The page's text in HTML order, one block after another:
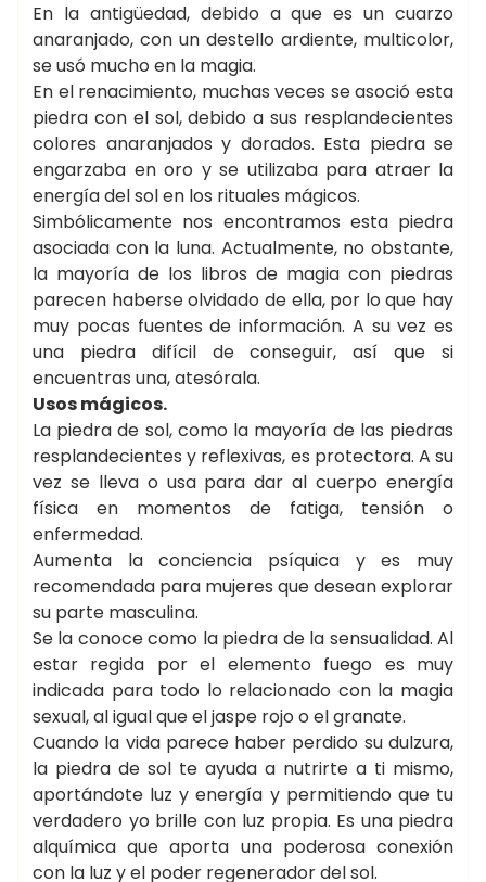
En la antigüedad, debido a que es un cuarzo
anaranjado, con un destello ardiente, multicolor,
se usó mucho en la magia.
En el renacimiento, muchas veces se asoció esta
piedra con el sol, debido a sus resplandecientes
colores anaranjados y dorados. Esta piedra se
engarzaba en oro y se utilizaba para atraer la
energía del sol en los rituales mágicos.
Simbólicamente nos encontramos esta piedra
asociada con la luna. Actualmente, no obstante,
la mayoría de los libros de magia con piedras
parecen haberse olvidado de ella, por lo que hay
muy pocas fuentes de información. A su vez es
una piedra difícil de conseguir, así que si
encuentras una, atesórala.
Usos mágicos.
La piedra de sol, como la mayoría de las piedras
resplandecientes y reflexivas, es protectora. A su
vez se lleva o usa para dar al cuerpo energía
física en momentos de fatiga, tensión o
enfermedad.
Aumenta la conciencia psíquica y es muy
recomendada para mujeres que desean explorar
su parte masculina.
Se la conoce como la piedra de la sensualidad. Al
estar regida por el elemento fuego es muy
indicada para todo lo relacionado con la magia
sexual, al igual que el jaspe rojo o el granate.
Cuando la vida parece haber perdido su dulzura,
la piedra de sol te ayuda a nutrirte a ti mismo,
aportándote luz y energía y permitiendo que tu
verdadero yo brille con luz propia. Es una piedra
alquímica que aporta una poderosa conexión
con la luz y el poder regenerador del sol.